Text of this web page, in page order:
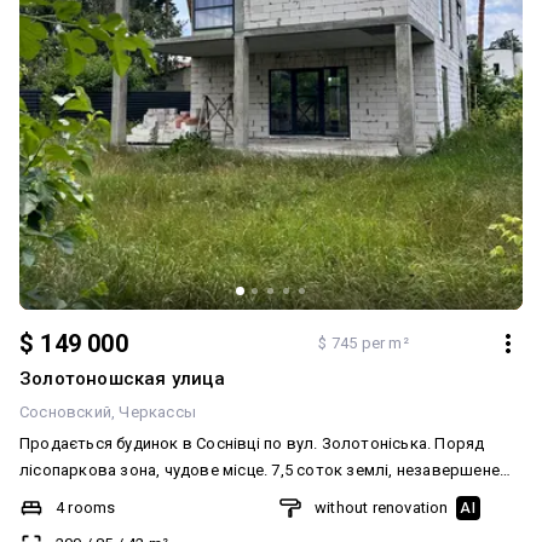
$ 149 000 $ 745 per m²
Золотоношская улица
Сосновский Черкассы
Продається будинок в Соснівці по вул. Золотоніська. Поряд
лісопаркова зона, чудове місце. 7,5 соток землі, незавершене
будівництво. Підведені комунікації, газ, вода, електрика,
збудований надійний монолітний каркас, поставлені дорогі
4 rooms
without renovation AI